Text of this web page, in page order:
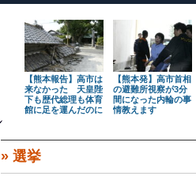
【熊本報告】高市は
来なかった 天皇陛
下も歴代総理も体育
館に足を運んだのに
【熊本発】高市首相
の避難所視察が3分
間になった内輪の事
情教えます
» 選挙